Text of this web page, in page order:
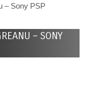
– Sony PSP
– SONY